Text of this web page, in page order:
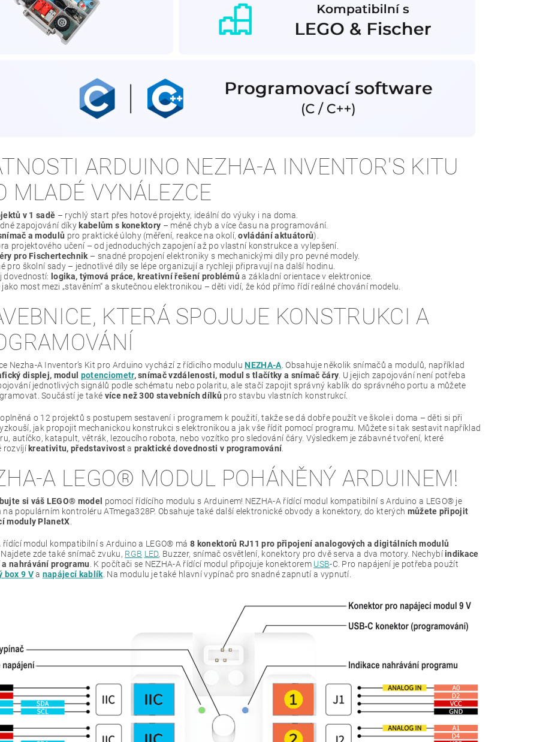
ARDUINO NEZHA-A INVENTOR'S KITU
MLADÉ VYNÁLEZCE
v 1 sadě – rychlý start přes hotové projekty, ideální do výuky i na doma.
zapojování díky kabelům s konektory – méně chyb a více času na programování.
a modulů pro praktické úlohy (měření, reakce na okolí,ovládání aktuátorů).
projektového učení – od jednoduchých zapojení až po vlastní konstrukce a vylepšení.
pro Fischertechnik – snadné propojení elektroniky s mechanickými díly pro pevné modely.
pro školní sady – jednotlivé díly se lépe organizují a rychleji připravují na další hodinu.
dovedností: logika, týmová práce, kreativní řešení problémů a základní orientace v elektronice.
jako most mezi „stavěním“ a skutečnou elektronikou – děti vidí, že kód přímo řídí reálné chování modelu.
KTERÁ SPOJUJE KONSTRUKCI A
Nezha-A Inventor’s Kit pro Arduino vychází z řídicího moduluNEZHA-A . Obsahuje několik snímačů a modulů, například
displej, modul potenciometr, snímač vzdálenosti, modul s tlačítky a snímač čáry . U jejich zapojování není potřeba
jednotlivých signálů podle schématu nebo polaritu, ale stačí zapojit správný kablík do správného portu a můžete
Součástí je také více než 300 stavebních dílků pro stavbu vlastních konstrukcí.
o 12 projektů s postupem sestavení i programem k použití, takže se dá dobře použít ve škole i doma – děti si při
jak propojit mechanickou konstrukci s elektronikou a jak vše řídit pomocí programu. Můžete si tak sestavit například
autíčko, katapult, větrák, lezoucího robota, nebo vozítko pro sledování čáry. Výsledkem je zábavné tvoření, které
rozvíjí kreativitu, představivostapraktické dovednosti v programování
A LEGO® MODUL POHÁNĚNÝ ARDUINEM!
si váš LEGO® model pomocí řídícího modulu s Arduinem! NEZHA-A řídící modul kompatibilní s Arduino a LEGO® je
na populárním kontroléru ATmega328P. Obsahuje také další elektronické obvody a konektory, do kterých můžete připojit
moduly PlanetX
řídící modul kompatibilní s Arduino a LEGO® má8 konektorů RJ11 pro připojení analogových a digitálních modulů
. Najdete zde také snímač zvuku, RGB LED, Buzzer, snímač osvětlení, konektory pro dvě serva a dva motory. Nechybíindikace
nahrávání programu . K počítači se NEZHA-A řídící modul připojuje konektorem USB-C. Pro napájení je potřeba použít
box 9 Va napájecí kablík . Na modulu je také hlavní vypínač pro snadné zapnutí a vypnutí.